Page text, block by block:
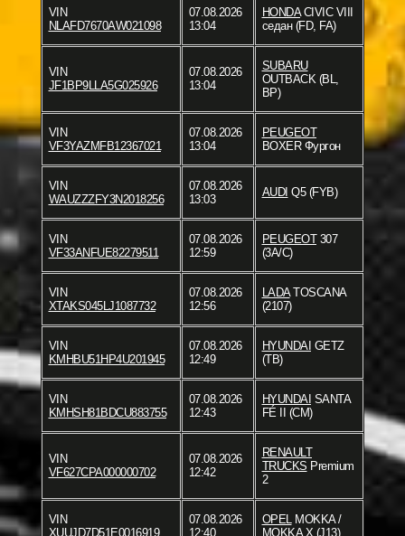
VIN
NLAFD7670AW021098
07.08.2026
13:04
HONDACIVIC VIII
седан (FD, FA)
VIN
JF1BP9LLA5G025926
07.08.2026
13:04
SUBARU
OUTBACK (BL,
BP)
VIN
VF3YAZMFB12367021
07.08.2026
13:04
PEUGEOT
BOXER Фургон
VIN
WAUZZZFY3N2018256
07.08.2026
13:03
AUDI Q5 (FYB)
VIN
VF33ANFUE82279511
07.08.2026
12:59
PEUGEOT307
(3A/C)
VIN
XTAKS045LJ1087732
07.08.2026
12:56
LADATOSCANA
(2107)
VIN
KMHBU51HP4U201945
07.08.2026
12:49
HYUNDAI GETZ
(TB)
VIN
KMHSH81BDCU883755
07.08.2026
12:43
HYUNDAI SANTA
FÉ II (CM)
VIN
VF627CPA000000702
07.08.2026
12:42
RENAULT
TRUCKS Premium
2
VIN
XUUJD7D51E0016919
07.08.2026
12:40
OPELMOKKA /
MOKKA X (J13)